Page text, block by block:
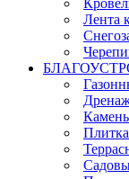
Лента
Плитка